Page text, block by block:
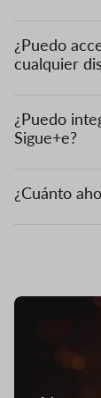
¿Puedo
cualquier
¿Puedo
Sigue+e?
¿Cuánto
Imagen